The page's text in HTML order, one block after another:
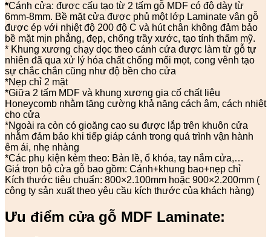
*Cánh cửa: được cấu tạo từ 2 tấm gỗ MDF có độ dày từ
6mm-8mm. Bề mặt cửa được phủ một lớp Laminate vân gỗ
được ép với nhiệt độ 200 độ C và hút chân không đảm bảo
bề mặt mịn phẳng, đẹp, chống trầy xước, tạo tính thẩm mỹ.
* Khung xương chạy dọc theo cánh cửa được làm từ gỗ tự
nhiên đã qua xử lý hóa chất chống mối mọt, cong vênh tạo
sự chắc chắn cũng như độ bền cho cửa
*Nẹp chỉ 2 mặt
*Giữa 2 tấm MDF và khung xương gia cố chất liệu
Honeycomb nhằm tăng cường khả năng cách âm, cách nhiệt
cho cửa
*Ngoài ra còn có gioăng cao su được lắp trên khuôn cửa
nhằm đảm bảo khi tiếp giáp cánh trong quá trình vận hành
êm ái, nhẹ nhàng
*Các phụ kiện kèm theo: Bản lề, ổ khóa, tay nắm cửa,…
Giá trọn bộ cửa gỗ bao gồm: Cánh+khung bao+nẹp chỉ
Kích thước tiêu chuẩn: 800×2.100mm hoặc 900×2.200mm (
công ty sản xuất theo yêu cầu kích thước của khách hàng)
Ưu điểm cửa gỗ MDF Laminate: